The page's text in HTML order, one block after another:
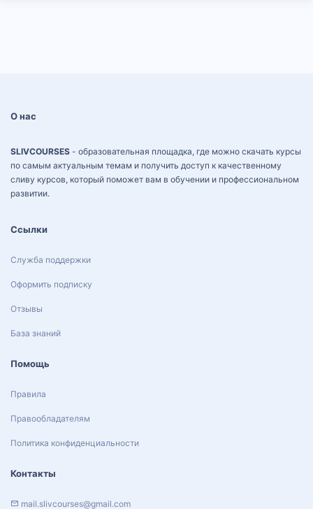
О нас
SLIVCOURSES - образовательная площадка, где можно скачать курсы
по самым актуальным темам и получить доступ к качественному
сливу курсов, который поможет вам в обучении и профессиональном
развитии.
Ссылки
Служба поддержки
Оформить подписку
Отзывы
База знаний
Помощь
Правила
Правообладателям
Политика конфиденциальности
Контакты
mail.slivcourses@gmail.com